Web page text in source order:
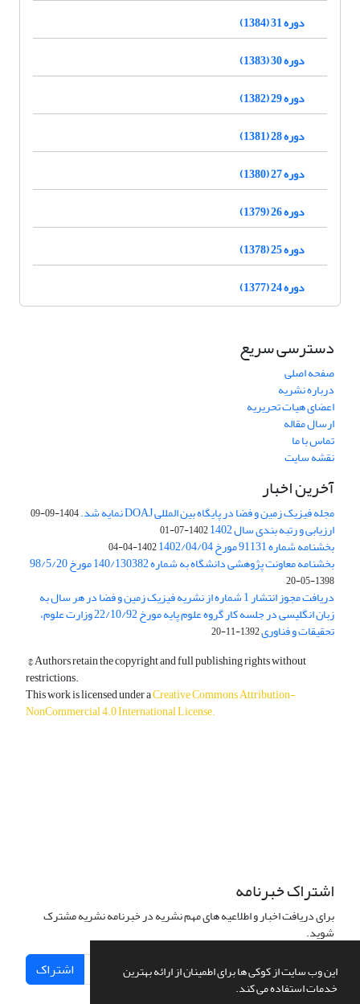
این وب سایت از کوکی ها برای اطمینان از ارائه بهترین
خدمات استفاده می کند.
دوره 31 (1384)
دوره 30 (1383)
دوره 29 (1382)
دوره 28 (1381)
دوره 27 (1380)
دوره 26 (1379)
دوره 25 (1378)
دوره 24 (1377)
دسترسی سریع
صفحه اصلی
درباره نشریه
اعضای هیات تحریریه
ارسال مقاله
تماس با ما
نقشه سایت
آخرین اخبار
مجله فیزیک زمین و فضا در پایگاه بین المللی DOAJ نمایه شد. 1404-09-09
ارزیابی و رتبه بندی سال 1402 1402-07-01
بخشنامه شماره 91131 مورخ 1402/04/04 1402-04-04
بخشنامه معاونت پژوهشی دانشگاه به شماره 140/130382 مورخ 98/5/20
1398-05-20
دریافت مجوز انتشار 1 شماره از نشریه فیزیک زمین و فضا در هر سال به
زبان انگلیسی در جلسه کار گروه علوم پایه مورخ 22/10/92 وزارت علوم،
تحقیقات و فناوری1392-11-20
© Authors retain the copyright and full publishing rights without
restrictions.
This work is licensed under aCreative Commons Attribution-
NonCommercial 4.0 International License.
اشتراک خبرنامه
برای دریافت اخبار و اطلاعیه های مهم نشریه در خبرنامه نشریه مشترک
شوید.
اشتراک